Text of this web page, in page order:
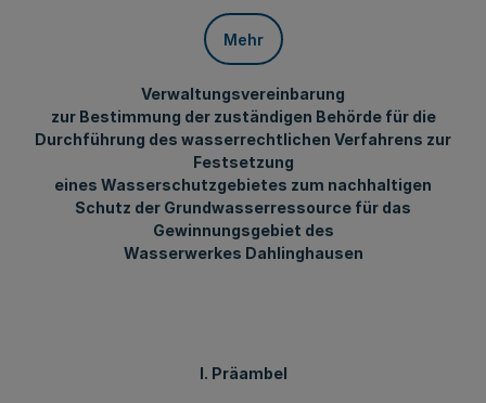
Mehr
Verwaltungsvereinbarung
zur Bestimmung der zuständigen Behörde für die
Durchführung des wasserrechtlichen Verfahrens zur
Festsetzung
eines Wasserschutzgebietes zum nachhaltigen
Schutz der Grundwasserressource für das
Gewinnungsgebiet des
Wasserwerkes Dahlinghausen
I. Präambel